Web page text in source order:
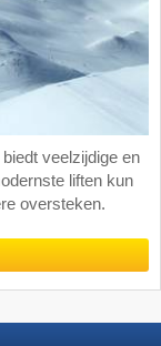
veelzijdige en
liften kun
oversteken.